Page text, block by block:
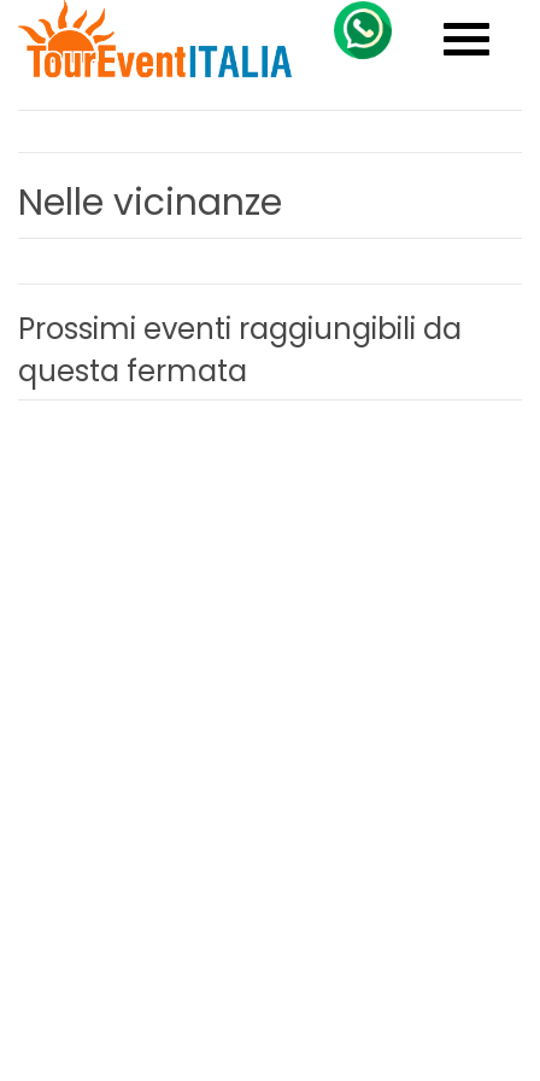
Toggle
Nelle vicinanze
Prossimi eventi raggiungibili da
questa fermata